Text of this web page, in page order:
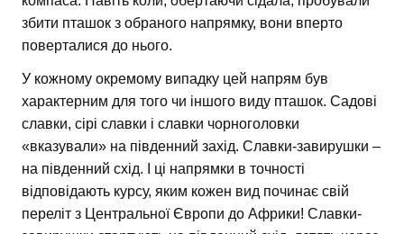
збити пташок з обраного напрямку, вони вперто
поверталися до нього.
У кожному окремому випадку цей напрям був
характерним для того чи іншого виду пташок. Садові
славки, сірі славки і славки чорноголовки
«вказували» на південний захід. Славки-завирушки –
на південний схід. І ці напрямки в точності
відповідають курсу, яким кожен вид починає свій
переліт з Центральної Європи до Африки! Славки-